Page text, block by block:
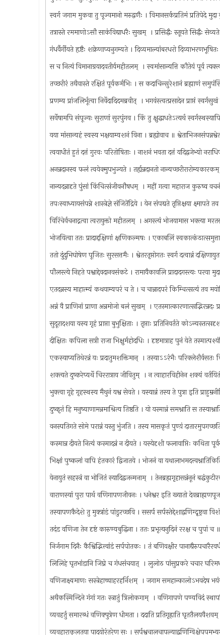
स्वर्ग जगाम मुकवा तु पूज्यमानो मरुद्वणैः । विमानसर्कप्रतिमं प्रतिपेदे
तत्रास्ते रममाणोऽसौ साकंविद्याधरैः सुखम् ‍ । प्रसिद्धैः स्तूयते सिद्धैः
गंधर्वैर्गीयते हृष्टैः शक्रेणाप्यनुगम्यते । दिव्यमाल्यांबरधरो
स च नित्यं विमानाग्रयादवतीर्यमहीतलम् ‍ । स्वमांसान्यत्ति कौतेयं पूर्व
तच्छरीरं तथैवास्ते रक्षितं पूर्वकर्मभिः । स कदाचिन्सुरेशानं ब्रह्माणं
प्रणम्य प्रांजलिर्भूत्वा निर्वेदादिदमब्रवीत् ‍ । भगवंस्त्वत्प्रसादेन प्राप्तं
सर्वेषामपि संपूज्यः सुराणां सुरपुंगव । किं तु क्षुद्धाधतेऽत्यर्थ
यया मांसान्यहं स्वस्य भक्षयाम्यशनं विना । ब्रह्योवाच ॥
त्वयाधीतं हुतं दत्तं गुरवः परितोषिताः । नाशनं भवता दत्तं यदि‌द्वजेभ्यो
अनन्नदानस्व फलं त्वयेक्मुपभुज्यते । तर्ह्यन्नदानतो
नान्यदन्नादृते पुंसां किंचित्संजीवनौषधम् ‍ । महीं गत्वा महाराज कुरुष्व
तपःस्वाध्यायसंपन्ने शास्त्रेज्ञे संजितेंद्रिये । येन संपद्यते तृप्तिक्षया क्ष्मापते
विरिंचेर्वचनाद्नत्वा त्वरायुक्तो महीतलम् ‍ । अगस्त्यं भोजयामास भक्त्या
भोजयित्वा ततः प्रादाद्दक्षिणां क्षणिकल्मषः । एकाबलिं
ततो दुंदुभिघोषेण पूजितः सुरसत्तमैः । श्वेतरतृप्तोगतः स्वर्ग दत्वान्नं
पौलस्त्ये निहते पश्वाद्देवदानवसंकटे । रामायैकावलि प्रादादगस्त्यः परया
एतदन्नस्य माहात्म्यं कथयाम्यपरं च ते । च चान्नादपरं किम्चित्सत्यं तव
अन्नं वै प्राणिनां प्राणा अन्नमोजो बलं सुखम् ‍ । एतस्मात्कारणात्सद्भिरन्नदः
सुदूरादशया यस्य गृहं प्राप्ता बुभुक्षिताः । तृप्ताः प्रतिनिवर्तते
दीक्षितः कपिला सत्री राजा भिक्षुर्महोदधिः । दृष्टमात्राह पुनं येते
एकस्याप्यतिथेरन्नं यः प्रदातुमशक्तिमान् ‍ । तस्याऽऽरंभैः
शक्त्यते दुष्करेप्यर्थे चिररात्राय जीवितुम् ‍ । न त्वाहारविहीनेन शक्यं
भुक्त्वा गृहे गृहस्थस्य मैथुनं यश्व सेवते । यस्यान्नं तस्य ते पुत्रा इति
दुष्कृतं हि मनुष्याणामन्नमाश्रित्य तिष्ठति । यो यस्मान्नं समश्नाति स
वनस्पतिगते सोमे परान्नं यस्तु भुंजति । तस्य मासकृतं पुण्य़ं
कस्मान्न दीयते नित्यं कस्मादन्नं न दीयते । यस्येदृशी फलावाप्तिः कथिता
भिक्षां पुष्कलां वापि हंतकारं द्विजातये । भोजनं वा
येनायुतं सहस्त्रं वा भोजितं स्यादि‌द्वजन्मनाम् ‍ । तेनब्रह्मगृहासन्नंनूनं
वाराणस्यां पुरा पार्थ वणिगापणजीवनः । धनेश्वर इति ख्यातो
तस्यापणकैदेशे तु मुक्त्रांडं पांडुरच्छवि । ससर्प सर्पस्तेद्देशाद्वणिग्दृष्ट्रवा
तदंड वणिजा तेन दृष्टं कारुण्यबुद्धिना । ततः प्रभृत्यनुदिनं ररक्ष च पुपां च
निर्जगाम दिनैः कैश्विद्भित्त्वांडं सर्पपोतकः । तं बणिवक्षीर
लिलिहे घृतभांडानि जिघ्रे च गंधसंचयात् ‍ । लुलोठ पांसुप्रकरे चचार
वणिजाक्ष्यमाणः सस्त्रेहाच्चाहरहर्निशम् ‍ । जगाम समहान्कालोऽभवदेष
अथैकस्मिन्दिने गंगां गतः स्त्रातुं त्रिलोकगाम् ‍ । वणिगापणे पण्यविदं
व्यवहर्तु समारब्धं वणिक्पुत्रेण धीमता । ददाति प्रतिगृह्राति
व्यवहाराकुलतया पादयोरंतरेण सः ।